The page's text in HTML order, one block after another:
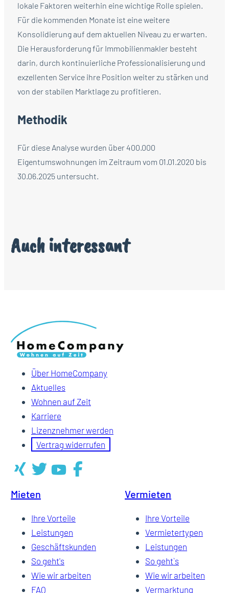
lokale Faktoren weiterhin eine wichtige Rolle spielen.
Für die kommenden Monate ist eine weitere
Konsolidierung auf dem aktuellen Niveau zu erwarten.
Die Herausforderung für Immobilienmakler besteht
darin, durch kontinuierliche Professionalisierung und
exzellenten Service ihre Position weiter zu stärken und
von der stabilen Marktlage zu profitieren.
Methodik
Für diese Analyse wurden über 400.000
Eigentumswohnungen im Zeitraum vom 01.01.2020 bis
30.06.2025 untersucht.
Auch interessant
Über HomeCompany
Aktuelles
Wohnen auf Zeit
Karriere
Lizenznehmer werden
Vertrag widerrufen
Mieten
Ihre Vorteile
Leistungen
Geschäftskunden
So geht's
Wie wir arbeiten
FAQ
Vermieten
Ihre Vorteile
Vermietertypen
Leistungen
So geht`s
Wie wir arbeiten
Vermarktung